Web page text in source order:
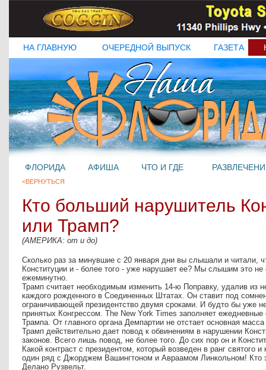
НА ГЛАВНУЮ ОЧЕРЕДНОЙ ВЫПУСК ГАЗЕТА
ФЛОРИДА АФИША ЧТО И ГДЕ
<ВЕРНУТЬСЯ
Кто больший нарушитель
или Трамп?
(АМЕРИКА: от и до)
Сколько раз за минувшие с 20 января дни вы слышали и читали,
Конституции и - более того - уже нарушает ее? Мы слышим это
ежеминутно.
Трамп считает необходимым изменить 14-ю Поправку, удалив из
каждого рожденного в Соединенных Штатах. Он ставит под
ограничивающей президентство двумя сроками. И будто бы уже
принятых Конгрессом. The New York Times заполняет
Трампа. От главного органа Демпартии не отстает основная масса
Трамп действительно дает повод к обвинениям в нарушении
законов. Всего лишь повод, не более того. До сих пор он и
Какой контраст с президентом, который возведен в ранг святого
один ряд с Джорджем Вашингтоном и Авраамом Линкольном! Кто
Делано Рузвельт.